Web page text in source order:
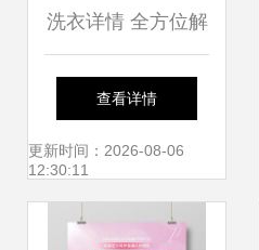
洗衣详情 全方位解
析高效洗衣用品
查看详情
更新时间：2026-08-06
12:30:11